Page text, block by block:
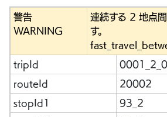
警告
WARNING
連続する 2 地点
す。
tripId
routeId 20002
stopId1 93_2